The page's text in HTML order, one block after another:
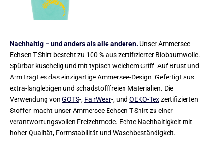
Nachhaltig – und anders als alle anderen. Unser Ammersee
Echsen T-Shirt besteht zu 100 % aus zertifizierter Biobaumwolle.
Spürbar kuschelig und mit typisch weichem Griff. Auf Brust und
Arm trägt es das einzigartige Ammersee-Design. Gefertigt aus
extra-langlebigen und schadstofffreien Materialien. Die
Verwendung von GOTS-, FairWear-, und OEKO-Texzertifizierten
Stoffen macht unser Ammersee Echsen T-Shirt zu einer
verantwortungsvollen Freizeitmode. Echte Nachhaltigkeit mit
hoher Qualität, Formstabilität und Waschbeständigkeit.